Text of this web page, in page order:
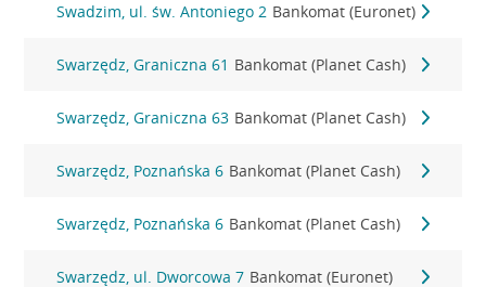
Swadzim, ul. św. Antoniego 2 Bankomat (Euronet)
Swarzędz, Graniczna 61 Bankomat (Planet Cash)
Swarzędz, Graniczna 63 Bankomat (Planet Cash)
Swarzędz, Poznańska 6 Bankomat (Planet Cash)
Swarzędz, Poznańska 6 Bankomat (Planet Cash)
Swarzędz, ul. Dworcowa 7 Bankomat (Euronet)